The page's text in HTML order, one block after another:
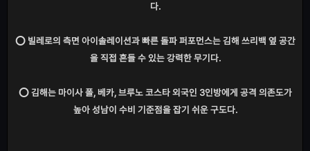
다.
⭕ 빌레로의 측면 아이솔레이션과 빠른 돌파 퍼포먼스는 김해 쓰리백 옆 공간
을 직접 흔들 수 있는 강력한 무기다.
⭕ 김해는 마이사 폴, 베카, 브루노 코스타 외국인 3인방에게 공격 의존도가
높아 성남이 수비 기준점을 잡기 쉬운 구도다.